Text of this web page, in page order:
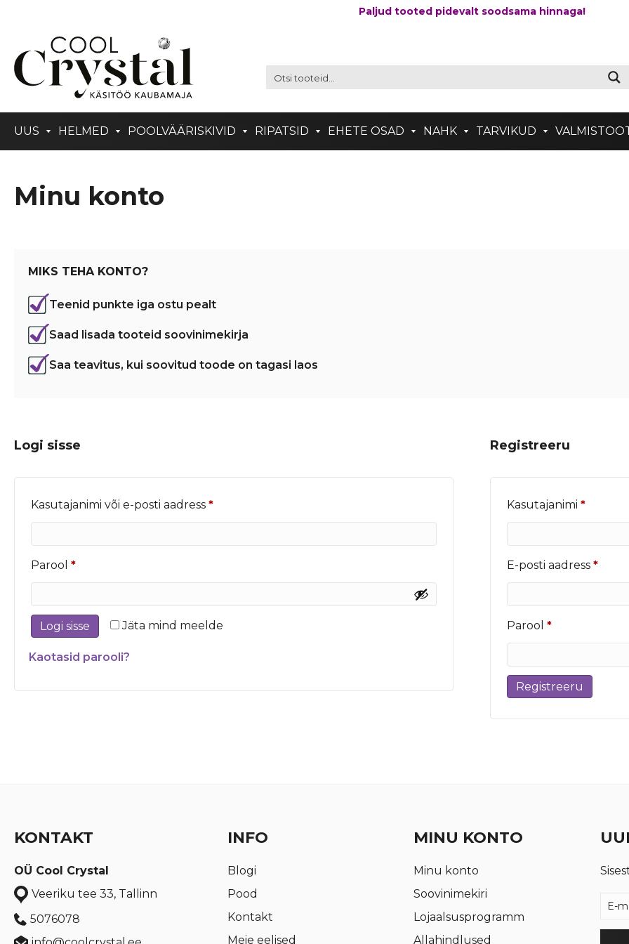
Paljud tooted pidevalt soodsama hinnaga!
UUS HELMED POOLVÄÄRISKIVID RIPATSID EHETE OSAD NAHK TARVIKUD
Minu konto
MIKS TEHA KONTO?
Teenid punkte iga ostu pealt
Saad lisada tooteid soovinimekirja
Saa teavitus, kui soovitud toode on tagasi laos
Logi sisse
Kasutajanimi või e-posti aadress *Nõutud
Parool *Nõutud
Jäta mind meelde
Logi sisse
Kaotasid parooli?
Registreeru
Kasutajanimi*
E-posti aadress*
Parool*Nõutud
Registreeru
KONTAKT
OÜ Cool Crystal
Veeriku tee 33, Tallinn
5076078
INFO
Blogi
Pood
Kontakt
Meie eelised
MINU KONTO
Minu konto
Soovinimekiri
Lojaalsusprogramm
Allahindlused